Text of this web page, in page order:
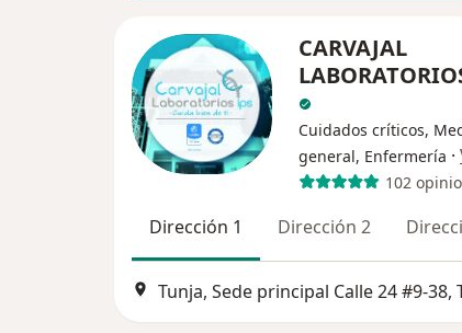
CARVAJAL
Cuidados críticos,
general, Enfermería ·
102
Dirección 1 Dirección 2